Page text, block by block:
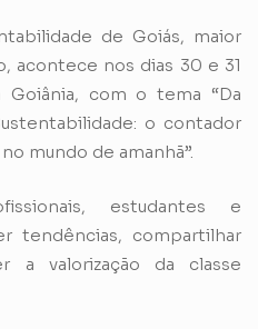
de Goiás, maior
acontece nos dias 30 e 31
com o tema “Da
o contador
mundo de amanhã”.
estudantes e
tendências, compartilhar
a valorização da classe